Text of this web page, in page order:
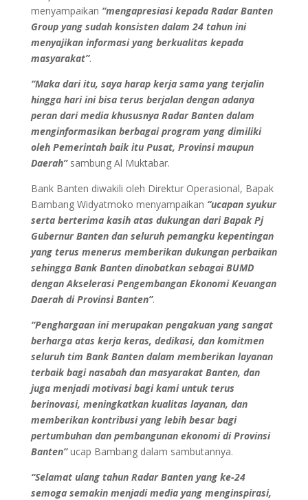
menyampaikan “mengapresiasi kepada Radar Banten
Group yang sudah konsisten dalam 24 tahun ini
menyajikan informasi yang berkualitas kepada
masyarakat”.
“Maka dari itu, saya harap kerja sama yang terjalin
hingga hari ini bisa terus berjalan dengan adanya
peran dari media khususnya Radar Banten dalam
menginformasikan berbagai program yang dimiliki
oleh Pemerintah baik itu Pusat, Provinsi maupun
Daerah”sambung Al Muktabar.
Bank Banten diwakili oleh Direktur Operasional, Bapak
Bambang Widyatmoko menyampaikan “ucapan syukur
serta berterima kasih atas dukungan dari Bapak Pj
Gubernur Banten dan seluruh pemangku kepentingan
yang terus menerus memberikan dukungan perbaikan
sehingga Bank Banten dinobatkan sebagai BUMD
dengan Akselerasi Pengembangan Ekonomi Keuangan
Daerah di Provinsi Banten”.
“Penghargaan ini merupakan pengakuan yang sangat
berharga atas kerja keras, dedikasi, dan komitmen
seluruh tim Bank Banten dalam memberikan layanan
terbaik bagi nasabah dan masyarakat Banten, dan
juga menjadi motivasi bagi kami untuk terus
berinovasi, meningkatkan kualitas layanan, dan
memberikan kontribusi yang lebih besar bagi
pertumbuhan dan pembangunan ekonomi di Provinsi
Banten”ucap Bambang dalam sambutannya.
“Selamat ulang tahun Radar Banten yang ke-24
semoga semakin menjadi media yang menginspirasi,